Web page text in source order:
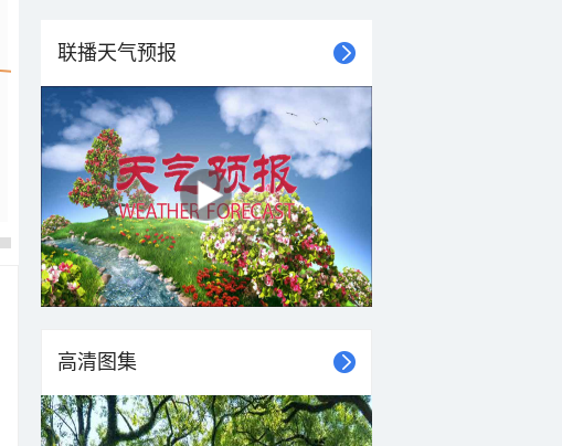
东北风
3-4级
东北风
4-5级
东北风
4-5级
东北风
4-5级
东北风
4-5级
东北风
29°C 29°C 29°C 28°C 28°C
联播天气预报
高清图集